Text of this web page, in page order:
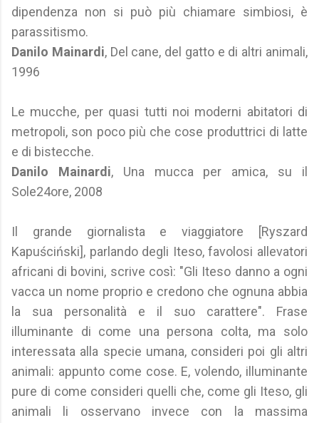
dipendenza non si può più chiamare simbiosi, è
parassitismo.
Danilo Mainardi, Del cane, del gatto e di altri animali,
1996
Le mucche, per quasi tutti noi moderni abitatori di
metropoli, son poco più che cose produttrici di latte
e di bistecche.
Danilo Mainardi, Una mucca per amica, su il
Sole24ore, 2008
Il grande giornalista e viaggiatore [Ryszard
Kapuściński], parlando degli Iteso, favolosi allevatori
africani di bovini, scrive così: "Gli Iteso danno a ogni
vacca un nome proprio e credono che ognuna abbia
la sua personalità e il suo carattere". Frase
illuminante di come una persona colta, ma solo
interessata alla specie umana, consideri poi gli altri
animali: appunto come cose. E, volendo, illuminante
pure di come consideri quelli che, come gli Iteso, gli
animali li osservano invece con la massima